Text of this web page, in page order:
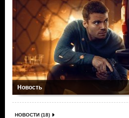
Новость
НОВОСТИ (18)